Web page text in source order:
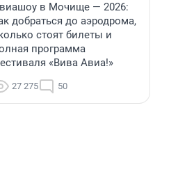
в Мочище — 2026:
добраться до аэродрома,
стоят билеты и
программа
«Вива Авиа!»
27 275 50